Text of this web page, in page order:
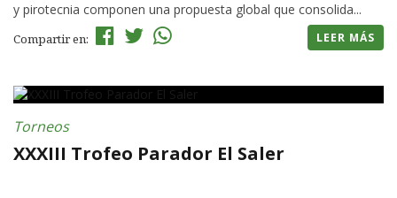
y pirotecnia componen una propuesta global que consolida...
Compartir en: LEER MÁS
Torneos
XXXIII Trofeo Parador El Saler